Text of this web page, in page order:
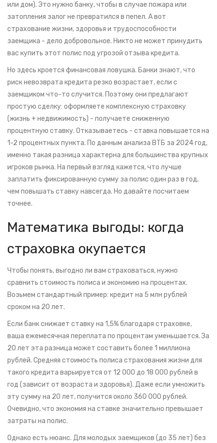
или дом). Это нужно банку, чтобы в случае пожара или
затопления залог не превратился в пепел. А вот
страхование жизни, здоровья и трудоспособности
заемщика - дело добровольное. Никто не может принудить
вас купить этот полис под угрозой отзыва кредита.
Но здесь кроется финансовая ловушка. Банки знают, что
риск невозврата кредита резко возрастает, если с
заемщиком что-то случится. Поэтому они предлагают
простую сделку: оформляете комплексную страховку
(жизнь + недвижимость) - получаете сниженную
процентную ставку. Отказываетесь - ставка повышается на
1-2 процентных пункта. По данным анализа ВТБ за 2024 год,
именно такая разница характерна для большинства крупных
игроков рынка. На первый взгляд кажется, что лучше
заплатить фиксированную сумму за полис один раз в год,
чем повышать ставку навсегда. Но давайте посчитаем
точнее.
Математика выгоды: когда
страховка окупается
Чтобы понять, выгодно ли вам страховаться, нужно
сравнить стоимость полиса и экономию на процентах.
Возьмем стандартный пример: кредит на 5 млн рублей
сроком на 20 лет.
Если банк снижает ставку на 1,5% благодаря страховке,
ваша ежемесячная переплата по процентам уменьшается. За
20 лет эта разница может составить более 1 миллиона
рублей. Средняя стоимость полиса страхования жизни для
такого кредита варьируется от 12 000 до 18 000 рублей в
год (зависит от возраста и здоровья). Даже если умножить
эту сумму на 20 лет, получится около 360 000 рублей.
Очевидно, что экономия на ставке значительно превышает
затраты на полис.
Однако есть нюанс. Для молодых заемщиков (до 35 лет) без